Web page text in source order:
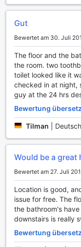
erfahrener
Wanderwege rund
Erleben Sie die
unvergessliches
Hostel bereichern
Bequeme
von praktischen
Gäste so angenehm
den Komfort eines
Ihnen ermöglicht,
direkt in Ihr Zimmer
einem langen Tag
Reinigungsservice
einladend ist.
um Ihre Wäsche
frisch gekleidet sind.
Die kostenlose
öffentlichen
Welt verbunden
Gut
Bewertet am 30. Juli
The floor and the
the room. two
toilet looked like it
checked in at night,
guy at the 24 hrs
Bewertung
Tilman
Would be a great
Bewertet am 27. Juli
Location is good,
issue for free. The
the bathroom's
downstairs is really
Bewertung